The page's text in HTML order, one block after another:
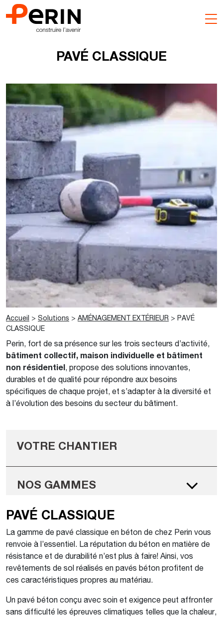
Aller
au
PAVÉ CLASSIQUE
Accueil > Solutions > AMÉNAGEMENT EXTÉRIEUR > PAVÉ
CLASSIQUE
Perin, fort de sa présence sur les trois secteurs d’activité,
bâtiment collectif, maison individuelle et bâtiment
non résidentiel, propose des solutions innovantes,
durables et de qualité pour répondre aux besoins
spécifiques de chaque projet, et s’adapter à la diversité et
à l’évolution des besoins du secteur du bâtiment.
VOTRE CHANTIER
NOS GAMMES
PAVÉ CLASSIQUE
La gamme de pavé classique en béton de chez Perin vous
renvoie à l’essentiel. La réputation du béton en matière de
résistance et de durabilité n’est plus à faire! Ainsi, vos
revêtements de sol réalisés en pavés béton profitent de
ces caractéristiques propres au matériau.
Un pavé béton conçu avec soin et exigence peut affronter
sans difficulté les épreuves climatiques telles que la chaleur,